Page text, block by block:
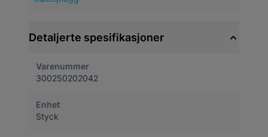
Detaljerte spesifikasjoner
Varenummer
300250202042
Enhet
Styck